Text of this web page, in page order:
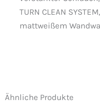
TURN CLEAN
mattweißem
Ähnliche Produkte